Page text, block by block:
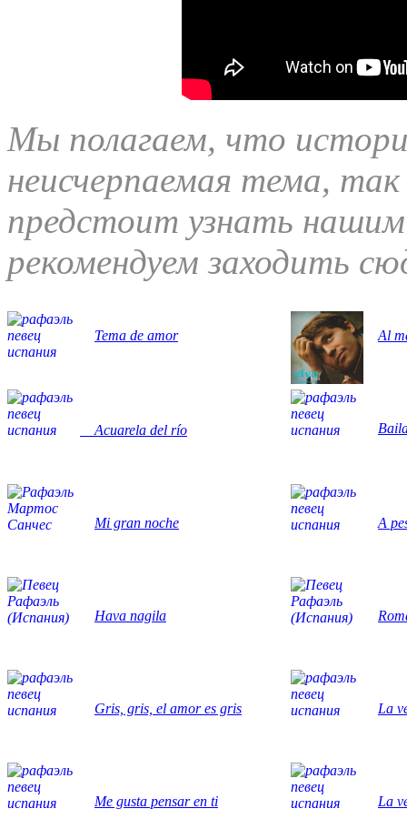
Мы полагаем, что
неисчерпаемая тема,
предстоит узнать
рекомендуем заходить
Tema de amor
Acuarela del río
Mi gran noche
Hava nagila
Gris, gris, el amor es gris
Me gusta pensar en ti
Al
A
La
La